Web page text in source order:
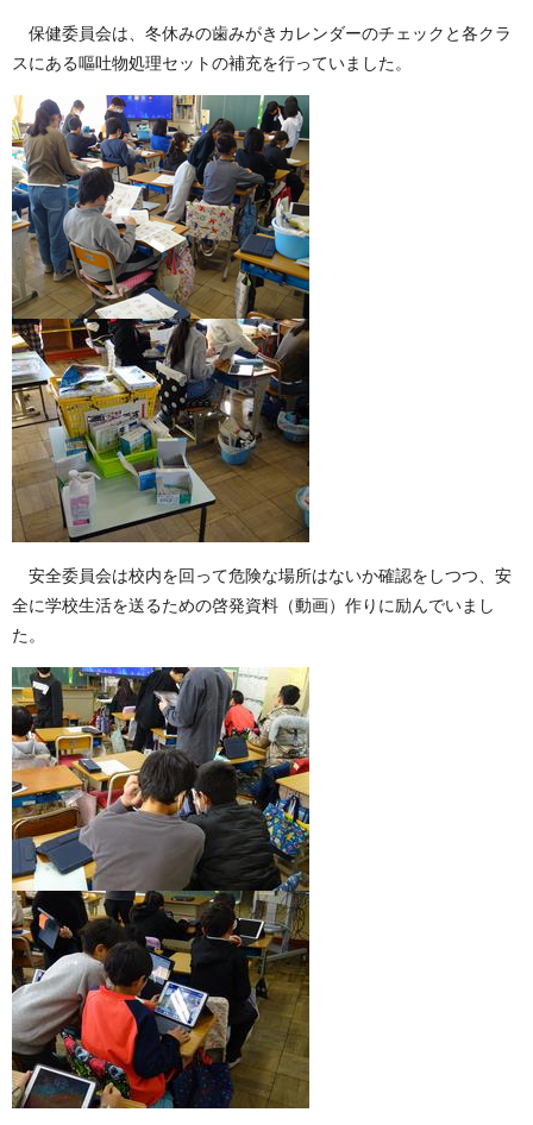
保健委員会は、冬休みの歯みがきカレンダーのチェックと各クラ
スにある嘔吐物処理セットの補充を行っていました。
安全委員会は校内を回って危険な場所はないか確認をしつつ、安
全に学校生活を送るための啓発資料（動画）作りに励んでいまし
た。